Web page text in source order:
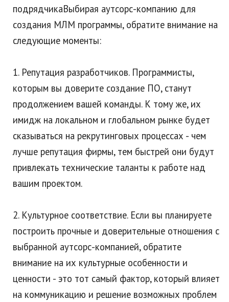
подрядчикаВыбирая аутсорс-компанию для
создания МЛМ программы, обратите внимание на
следующие моменты:
1. Репутация разработчиков. Программисты,
которым вы доверите создание ПО, станут
продолжением вашей команды. К тому же, их
имидж на локальном и глобальном рынке будет
сказываться на рекрутинговых процессах - чем
лучше репутация фирмы, тем быстрей они будут
привлекать технические таланты к работе над
вашим проектом.
2. Культурное соответствие. Если вы планируете
построить прочные и доверительные отношения с
выбранной аутсорс-компанией, обратите
внимание на их культурные особенности и
ценности - это тот самый фактор, который влияет
на коммуникацию и решение возможных проблем